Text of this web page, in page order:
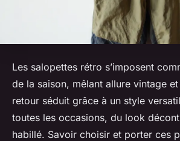
Les salopettes rétro s’imposent
de la saison, mêlant allure vintage
retour séduit grâce à un style
toutes les occasions, du look
habillé. Savoir choisir et porter ces